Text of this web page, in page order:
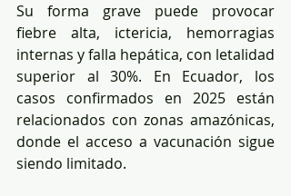
Su forma grave puede provocar
fiebre alta, ictericia, hemorragias
internas y falla hepática, con letalidad
superior al 30%. En Ecuador, los
casos confirmados en 2025 están
relacionados con zonas amazónicas,
donde el acceso a vacunación sigue
siendo limitado.